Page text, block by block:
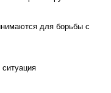
для борьбы с